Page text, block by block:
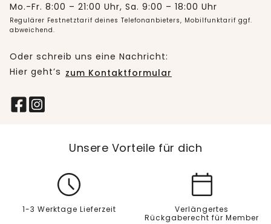
Mo.-Fr. 8:00 – 21:00 Uhr, Sa. 9:00 – 18:00 Uhr
Regulärer Festnetztarif deines Telefonanbieters, Mobilfunktarif ggf.
abweichend.
Oder schreib uns eine Nachricht:
Hier geht’s zum Kontaktformular
Unsere Vorteile für dich
1-3 Werktage Lieferzeit
Verlängertes
Rückgaberecht für Member